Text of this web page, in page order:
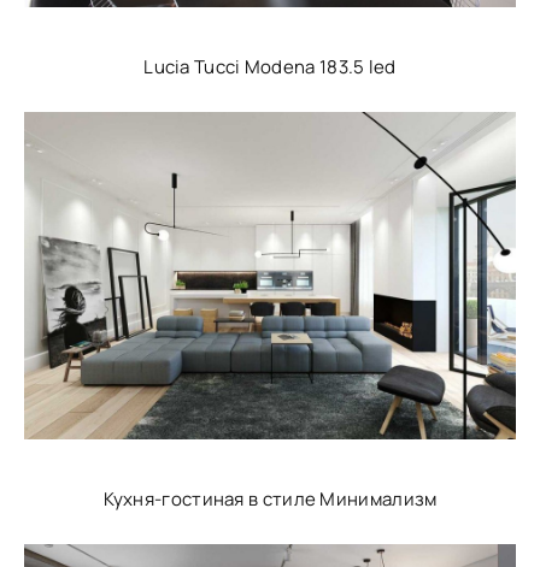
Lucia Tucci Modena 183.5 led
Кухня-гостиная в стиле Минимализм